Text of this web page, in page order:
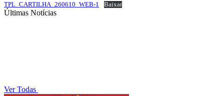
TPL_CARTILHA_260610_WEB-1 Baixar
Últimas Notícias
Ver Todas